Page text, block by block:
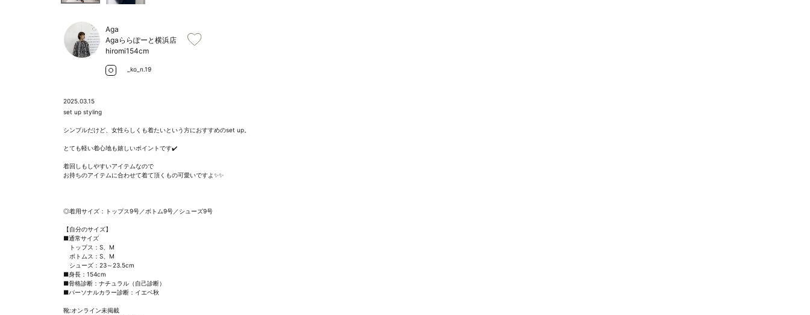
Aga
Agaららぽーと横浜店
hiromi154cm
_ko_n.19
2025.03.15
set up styling
シンプルだけど、女性らしくも着たいという方におすすめのset up。
とても軽い着心地も嬉しいポイントです✔️
着回しもしやすいアイテムなので
お持ちのアイテムに合わせて着て頂くもの可愛いですよ✨✨
◎着用サイズ：トップス9号／ボトム9号／シューズ9号
【自分のサイズ】
■通常サイズ
トップス：S、M
ボトムス：S、M
シューズ：23～23.5cm
■身長：154cm
■骨格診断：ナチュラル（自己診断）
■パーソナルカラー診断：イエベ秋
靴:オンライン未掲載